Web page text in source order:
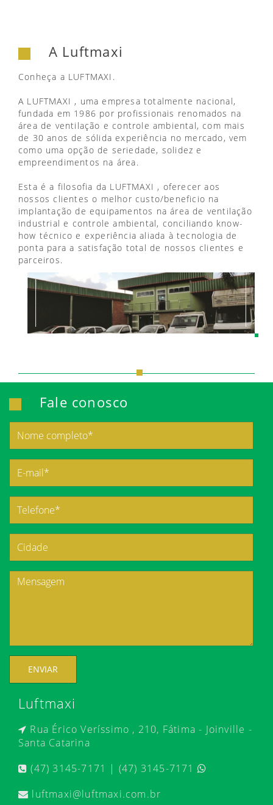
A Luftmaxi
Conheça a LUFTMAXI.
A LUFTMAXI , uma empresa totalmente nacional,
fundada em 1986 por profissionais renomados na
área de ventilação e controle ambiental, com mais
de 30 anos de sólida experiência no mercado, vem
como uma opção de seriedade, solidez e
empreendimentos na área.
Esta é a filosofia da LUFTMAXI , oferecer aos
nossos clientes o melhor custo/beneficio na
implantação de equipamentos na área de ventilação
industrial e controle ambiental, conciliando know-
how técnico e experiência aliada à tecnologia de
ponta para a satisfação total de nossos clientes e
parceiros.
Fale conosco
ENVIAR
Luftmaxi
Rua Érico Veríssimo , 210, Fátima - Joinville -
Santa Catarina
(47) 3145-7171 | (47) 3145-7171
luftmaxi@luftmaxi.com.br